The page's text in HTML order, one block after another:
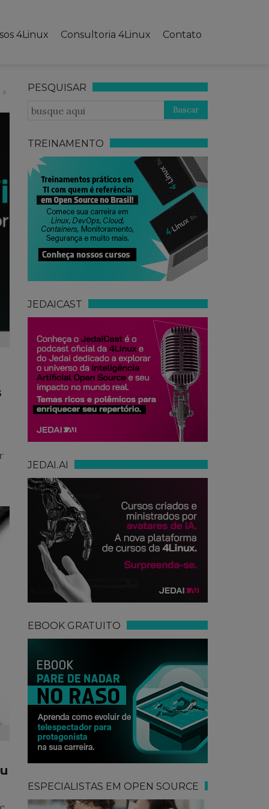
4Linux Consultoria 4Linux Contato
PESQUISAR
TREINAMENTO
JEDAICAST
JEDAI.AI
EBOOK GRATUITO
ESPECIALISTAS EM OPEN SOURCE